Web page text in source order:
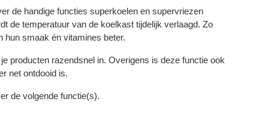
de handige functies superkoelen en supervriezen
de temperatuur van de koelkast tijdelijk verlaagd. Zo
hun smaak én vitamines beter.
producten razendsnel in. Overigens is deze functie ook
net ontdooid is.
de volgende functie(s).